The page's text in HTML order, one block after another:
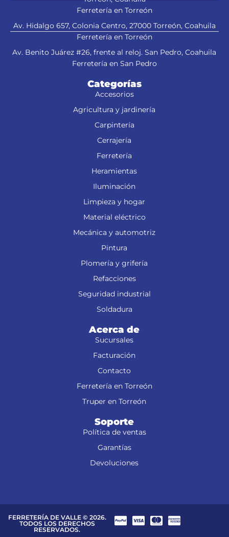
Ferretería en Torreón
Av. Hidalgo 657, Colonia Centro, 27000 Torreón, Coahuila
Ferretería en Torreón
Av. Benito Juárez #26, frente al reloj. San Pedro, Coahuila
Ferretería en San Pedro
Categorías
Accesorios
Agricultura y jardinería
Carpintería
Cerrajería
Ferretería
Heramientas
Iluminación
Limpieza y hogar
Material eléctrico
Mecánica y automotriz
Pintura
Plomería y grifería
Refacciones
Seguridad industrial
Soldadura
Acerca de
Sucursales
Facturación
Contacto
Ferretería en Torreón
Truper en Torreón
Soporte
Política de ventas
Garantías
Devoluciones
FERRETERÍA DE VALLE © 2026.
TODOS LOS DERECHOS
RESERVADOS.